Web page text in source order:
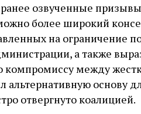
озвученные
более широкий
на ограничение
а также
компромиссу между
альтернативную основу
отвергнуто коалицией.
праотцев и Западную
почувствовал
и сознательно
к Стене в Тиша бе‑Ав,
вокруг себя большое
и жителей города и тем
временем Александр
тела
день
2